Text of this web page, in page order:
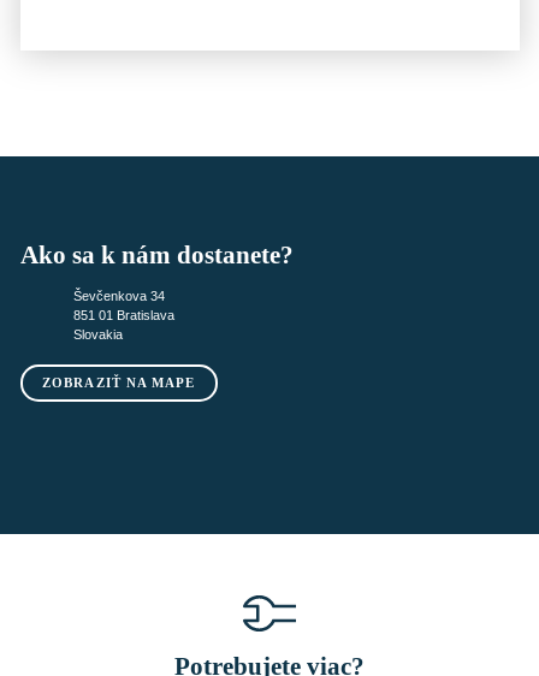
Ako sa k nám dostanete?
Ševčenkova 34
851 01 Bratislava
Slovakia
ZOBRAZIŤ NA MAPE
Potrebujete viac?